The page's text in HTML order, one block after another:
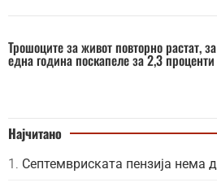
Трошоците за живот повторно растат, за
една година поскапеле за 2,3 проценти
Најчитано
Септемвриската пензија нема